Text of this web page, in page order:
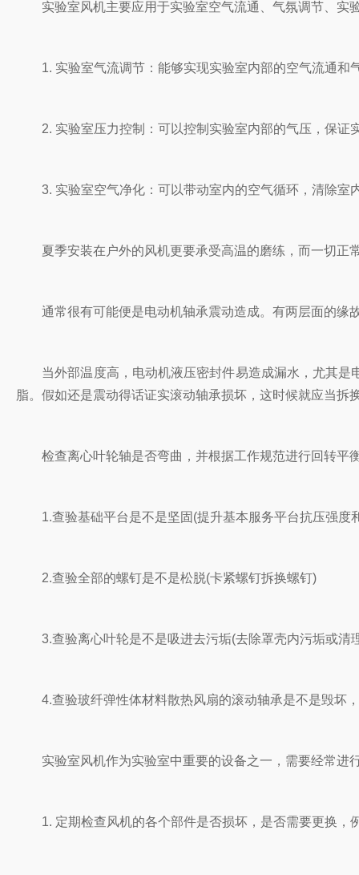
实验室风机主要应用于实验室空气流通、气氛调节、实验
1. 实验室气流调节：能够实现实验室内部的空气流通和气氛
2. 实验室压力控制：可以控制实验室内部的气压，保
3. 实验室空气净化：可以带动室内的空气循环，清除室内污
夏季安装在户外的风机更要承受高温的磨练，而一切正常
通常很有可能便是电动机轴承震动造成。有两层面的缘故
当外部温度高，电动机液压密封件易造成漏水，尤其是电
脂。假如还是震动得话证实滚动轴承损坏，这时候就应当拆
检查离心叶轮轴是否弯曲，并根据工作规范进行回转平衡
1.查验基础平台是不是坚固(提升基本服务平台抗压强度
2.查验全部的螺钉是不是松脱(卡紧螺钉拆换螺钉)
3.查验离心叶轮是不是吸进去污垢(去除罩壳内污垢或清
4.查验玻纤弹性体材料散热风扇的滚动轴承是不是毁坏，
实验室风机作为实验室中重要的设备之一，需要经常进行维
1. 定期检查风机的各个部件是否损坏，是否需要更换，例如叶